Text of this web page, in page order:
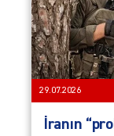
29.07.2026
İranın